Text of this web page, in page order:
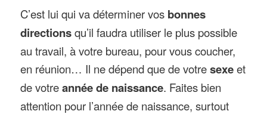
C’est lui qui va déterminer vos bonnes
directionsqu’il faudra utiliser le plus possible
au travail, à votre bureau, pour vous coucher,
en réunion… Il ne dépend que de votresexeet
de votreannée de naissance. Faites bien
attention pour l’année de naissance, surtout